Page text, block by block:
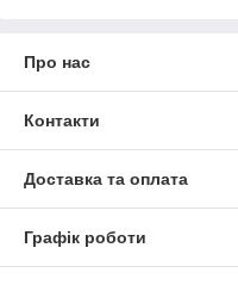
Про нас
Контакти
Доставка та оплата
Графік роботи